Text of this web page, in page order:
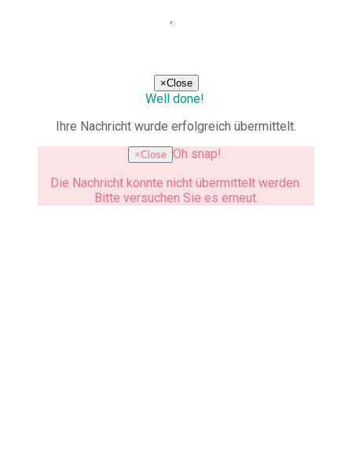
×Close
Well done!
Ihre Nachricht wurde erfolgreich übermittelt.
×Close Oh snap!
Die Nachricht konnte nicht übermittelt werden.
Bitte versuchen Sie es erneut.